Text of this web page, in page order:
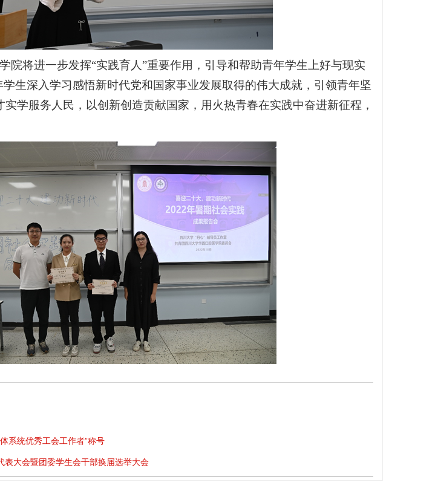
院将进一步发挥“实践育人”重要作用，引导和帮助青年学生上好与现实
生深入学习感悟新时代党和国家事业发展取得的伟大成就，引领青年坚
学服务人民，以创新创造贡献国家，用火热青春在实践中奋进新征程，
系统优秀工会工作者”称号
大会暨团委学生会干部换届选举大会